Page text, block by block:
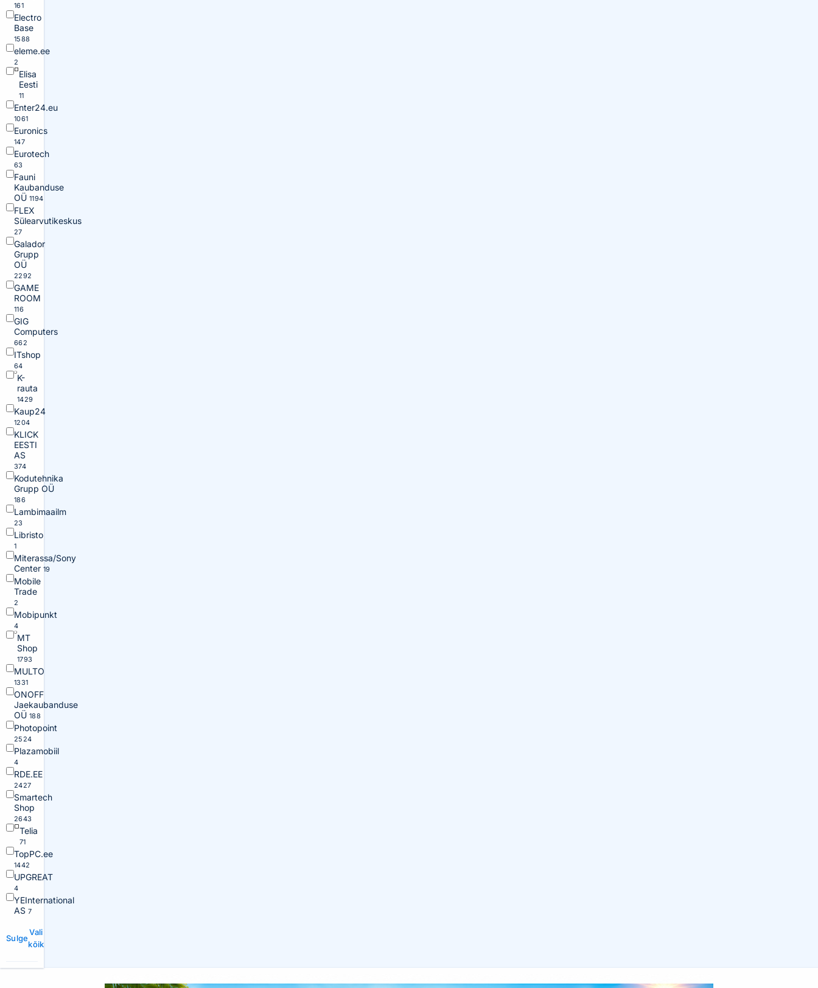
161
Electro
Base
1588
eleme.ee
2
Elisa
Eesti
11
Enter24.eu
1061
Euronics
147
Eurotech
63
Fauni
Kaubanduse
OÜ 1194
FLEX
Sülearvutikeskus
27
Galador
Grupp
OÜ
2292
GAME
ROOM
116
GIG
Computers
662
ITshop
64
K-
rauta
1429
Kaup24
1204
KLICK
EESTI
AS
374
Kodutehnika
Grupp OÜ
186
Lambimaailm
23
Libristo
1
Miterassa/Sony
Center 19
Mobile
Trade
2
Mobipunkt
4
MT
Shop
1793
MULTO
1331
ONOFF
Jaekaubanduse
OÜ 188
Photopoint
2524
Plazamobiil
4
RDE.EE
2427
Smartech
Shop
2643
Telia
71
TopPC.ee
1442
UPGREAT
4
YEInternational
AS 7
Sulge
Vali
kõik